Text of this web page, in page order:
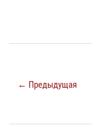
← Предыдущая